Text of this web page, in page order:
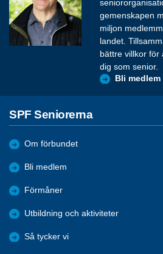
gemenskapen
miljon
landet.
bättre villkor för
dig som senior.
Bli
SPF Seniorerna
Om förbundet
Bli medlem
Förmåner
Utbildning och aktiviteter
Så tycker vi